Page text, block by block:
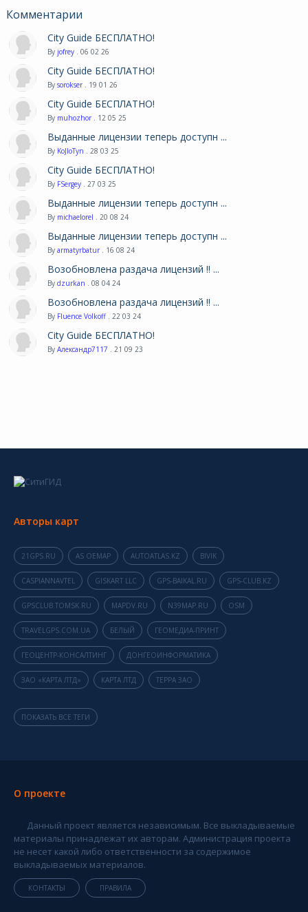
Комментарии
City Guide БЕСПЛАТНО!
By jofrey . 06 02 26
City Guide БЕСПЛАТНО!
By sorokser . 19 01 26
City Guide БЕСПЛАТНО!
By muhozhor . 12 05 25
Выданные лицензии теперь доступн ...
By KoJIoTyn . 28 03 25
City Guide БЕСПЛАТНО!
By FSergey . 27 03 25
Выданные лицензии теперь доступн ...
By michaelorel . 20 08 24
Выданные лицензии теперь доступн ...
By armatyrbatur . 16 08 24
Возобновлена раздача лицензий !! ...
By dzurkan . 08 04 24
Возобновлена раздача лицензий !! ...
By Fluence Volkoff . 22 03 24
City Guide БЕСПЛАТНО!
By Александр7117 . 21 09 23
Авторы карт
21GPS.RU AS OEMAP AUTOATLAS.KZ BIVIK
CASPIANNAVTEL GISKART LLC GPS-BAIKAL.RU GPS-CLUB.KZ
GPSCLUB.TOMSK.RU MAPDV.RU N39MAP.RU OSM
TRAVELGPS.COM.UA БЕЛЫЙ ГЕОМЕДИА-ПРИНТ
ГЕОЦЕНТР-КОНСАЛТИНГ ДОНГЕОИНФОРМАТИКА
ЗАО «КАРТА ЛТД» КАРТА ЛТД ТЕРРА ЗАО
ПОКАЗАТЬ ВСЕ ТЕГИ
О проекте
Данный проект является независимым. Все выкладываемые
материалы принадлежат их авторам. Администрация проекта
не несет какой либо ответственности за содержимое
выкладываемых материалов.
КОНТАКТЫ ПРАВИЛА